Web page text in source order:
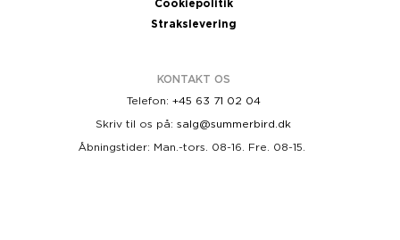
Cookiepolitik
Strakslevering
KONTAKT OS
Telefon: +45 63 71 02 04
Skriv til os på: salg@summerbird.dk
Åbningstider: Man.-tors. 08-16. Fre. 08-15.